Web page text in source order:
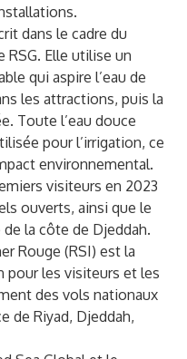
dans le cadre du
Elle utilise un
qui aspire l’eau de
les attractions, puis la
Toute l’eau douce
pour l’irrigation, ce
environnemental.
visiteurs en 2023
ouverts, ainsi que le
la côte de Djeddah.
Rouge (RSI) est la
pour les visiteurs et les
des vols nationaux
de Riyad, Djeddah,